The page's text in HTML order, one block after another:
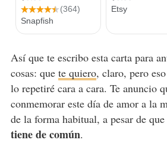
Así que te escribo esta carta para
cosas: que te quiero, claro, pero
lo repetiré cara a cara. Te anuncio
conmemorar este día de amor a la
de la forma habitual, a pesar de que
tiene de común.